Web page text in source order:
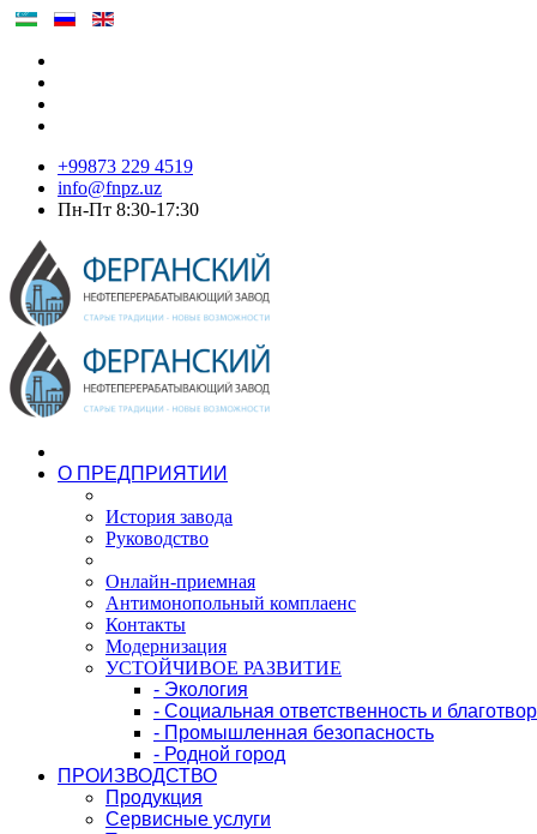
+99873 229 4519
info@fnpz.uz
Пн-Пт 8:30-17:30
О ПРЕДПРИЯТИИ
История завода
Руководство
Онлайн-приемная
Антимонопольный комплаенс
Контакты
Модернизация
УСТОЙЧИВОЕ РАЗВИТИЕ
- Экология
- Социальная ответственность и
- Промышленная безопасность
- Родной город
ПРОИЗВОДСТВО
Продукция
Сервисные услуги